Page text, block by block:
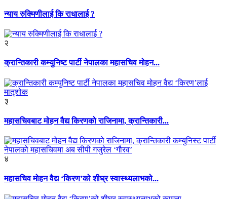
न्याय रुक्मिणीलाई कि राधालाई ?
२
क्रान्तिकारी कम्युनिष्ट पार्टी नेपालका महासचिव मोहन...
३
महासचिवबाट मोहन वैद्य किरणको राजिनामा, क्रान्तिकारी...
४
महासचिव मोहन वैद्य ‘किरण’को शीघ्र स्वास्थ्यलाभको...